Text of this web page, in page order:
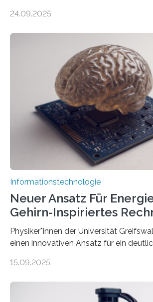
Förderung in Höhe von rund 2 Millionen
der Universität Bonn und der TH Köln
der MindPort GmbH eine neuartige, KI-
Lösung zur Erzeugung von Emotionen
Avatare. Gen-AIvatar entwickelt
kosteneffiziente Methoden, um
erstellen. „Besonders wichtig ist uns
Animation, bei der Stimme,
und Mimik im Einklang sind…
24.09.2025
Informationstechnologie
Neuer Ansatz Für
Gehirn-Inspiriertes
Physiker*innen der Universität
einen innovativen Ansatz für ein
Lösungsweg ist inspiriert vom
stellt die heutige Computertechnik vor
15.09.2025